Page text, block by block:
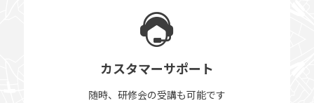
カスタマーサポート
随時、研修会の受講も可能です